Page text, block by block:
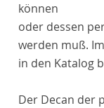
können
oder dessen
werden muß.
in den Katalog
Der Decan der